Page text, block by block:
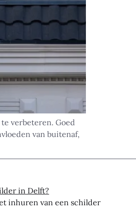
verbeteren. Goed
van buitenaf,
in Delft?
inhuren van een schilder